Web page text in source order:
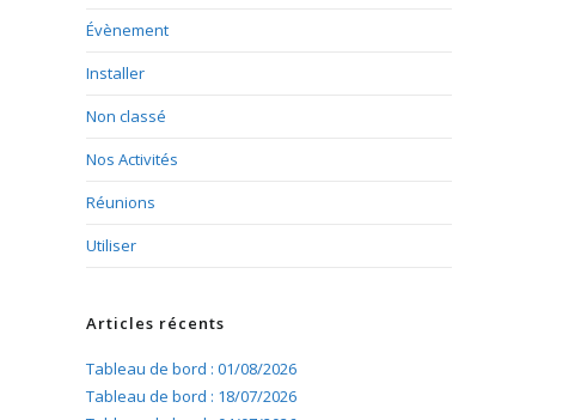
Évènement
Installer
Non classé
Nos Activités
Réunions
Utiliser
Articles récents
Tableau de bord : 01/08/2026
Tableau de bord : 18/07/2026